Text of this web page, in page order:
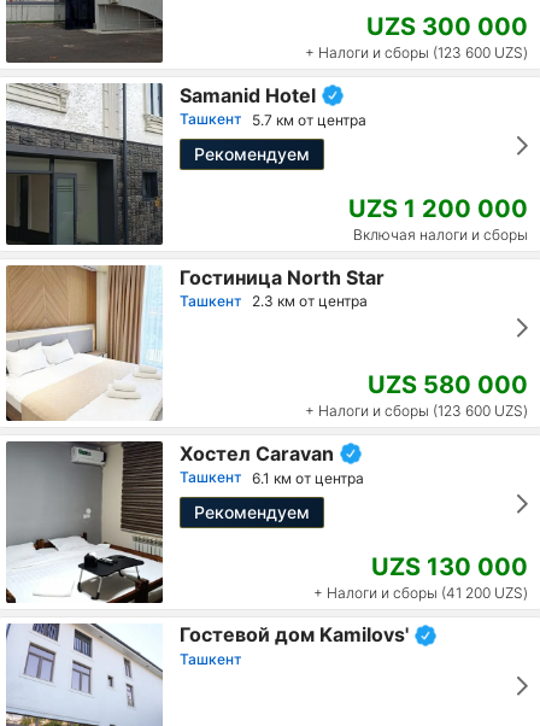
UZS 300 000
+ Налоги и сборы (123 600 UZS)
Samanid Hotel
Ташкент 5.7 км от центра
Рекомендуем
UZS 1 200 000
Включая налоги и сборы
Гостиница North Star
Ташкент 2.3 км от центра
UZS 580 000
+ Налоги и сборы (123 600 UZS)
Хостел Caravan
Ташкент 6.1 км от центра
Рекомендуем
UZS 130 000
+ Налоги и сборы (41 200 UZS)
Гостевой дом Kamilovs'
Ташкент